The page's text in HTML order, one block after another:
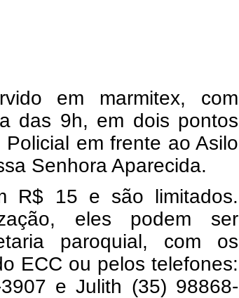
em marmitex, com
das 9h, em dois pontos
em frente ao Asilo
Senhora Aparecida.
R$ 15 e são limitados.
eles podem ser
paroquial, com os
ECC ou pelos telefones:
e Julith (35) 98868-